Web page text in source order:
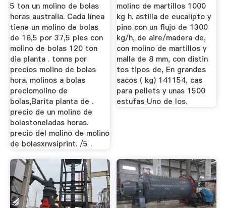
5 ton un molino de bolas
horas australia. Cada línea
tiene un molino de bolas
de 16,5 por 37,5 pies con
molino de bolas 120 ton
dia planta . tonns por
precios molino de bolas
hora. molinos a bolas
preciomolino de
bolas,Barita planta de .
precio de un molino de
bolastoneladas horas.
precio del molino de molino
de bolasxnvsiprint. /5 .
molino de martillos 1000
kg h. astilla de eucalipto y
pino con un flujo de 1300
kg/h, de aire/madera de,
con molino de martillos y
malla de 8 mm, con distin
tos tipos de, En grandes
sacos ( kg) 141154, cas
para pellets y unas 1500
estufas Uno de los.